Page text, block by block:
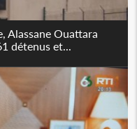
Alassane Ouattara
détenus et...